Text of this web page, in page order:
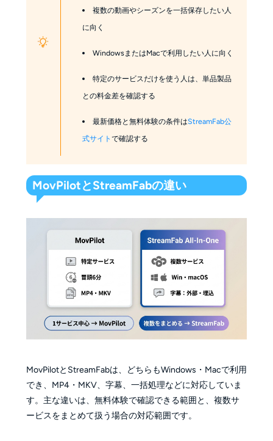
複数の動画やシーズンを一括保存したい人
に向く
WindowsまたはMacで利用したい人に向く
特定のサービスだけを使う人は、単品製品
との料金差を確認する
最新価格と無料体験の条件はStreamFab公
式サイト で確認する
MovPilotとStreamFabの違い
MovPilotとStreamFabは、どちらもWindows・Macで利用
でき、MP4・MKV、字幕、一括処理などに対応していま
す。主な違いは、無料体験で確認できる範囲と、複数サ
ービスをまとめて扱う場合の対応範囲です。